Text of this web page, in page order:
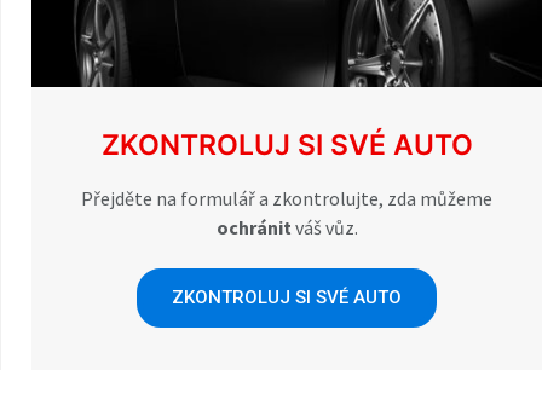
ZKONTROLUJ SI SVÉ AUTO
Přejděte na formulář a zkontrolujte, zda můžeme
ochránit váš vůz.
ZKONTROLUJ SI SVÉ AUTO